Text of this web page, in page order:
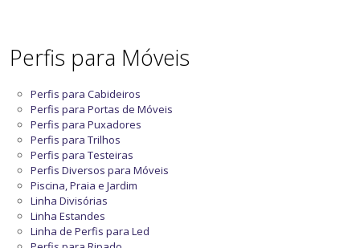
Perfis para Móveis
Perfis para Cabideiros
Perfis para Portas de Móveis
Perfis para Puxadores
Perfis para Trilhos
Perfis para Testeiras
Perfis Diversos para Móveis
Piscina, Praia e Jardim
Linha Divisórias
Linha Estandes
Linha de Perfis para Led